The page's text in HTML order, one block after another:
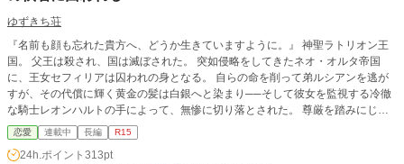
ゆずきち荘
『名前も顔も忘れた貴方へ、どうか生きていますように。』 神聖ラトリオン王
国。 父王は殺され、国は滅ぼされた。 突如侵略をしてきたネオ・オルタ帝国
に、王女セフィリアは囚われの身となる。 自らの命を削って弟ルシアンを逃が
すが、その代償に輝く黄金の髪は白銀へと染まり──そして彼女を監視する冷徹
な騎士レオンハルトの手によって、無惨に切り落とされた。 尊厳を踏みにじら
れ、絶望の淵に立たされながらも、セフィリアは光を失わない。 生き延びて、
どこかで生きているはずの弟と再会すること。 だが、レオンハルトが時折見せ
る不器用な優しさに、セフィリアの心は静かに揺れ始める。 彼は本当に、ただ
恋愛 連載中 長編 R15
24h.ポイント 313pt